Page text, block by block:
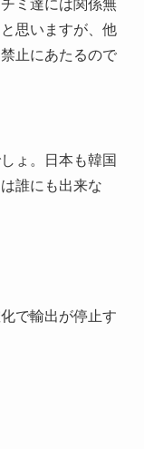
ミ達には関係無
思いますが、他
止にあたるので
ょ。日本も韓国
誰にも出来な
で輸出が停止す